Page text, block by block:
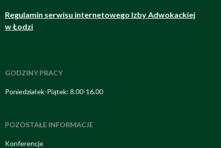
Regulamin serwisu internetowego Izby Adwokackiej
w Łodzi
GODZINY PRACY
Poniedziałek-Piątek: 8.00-16.00
POZOSTAŁE INFORMACJE
Konferencje